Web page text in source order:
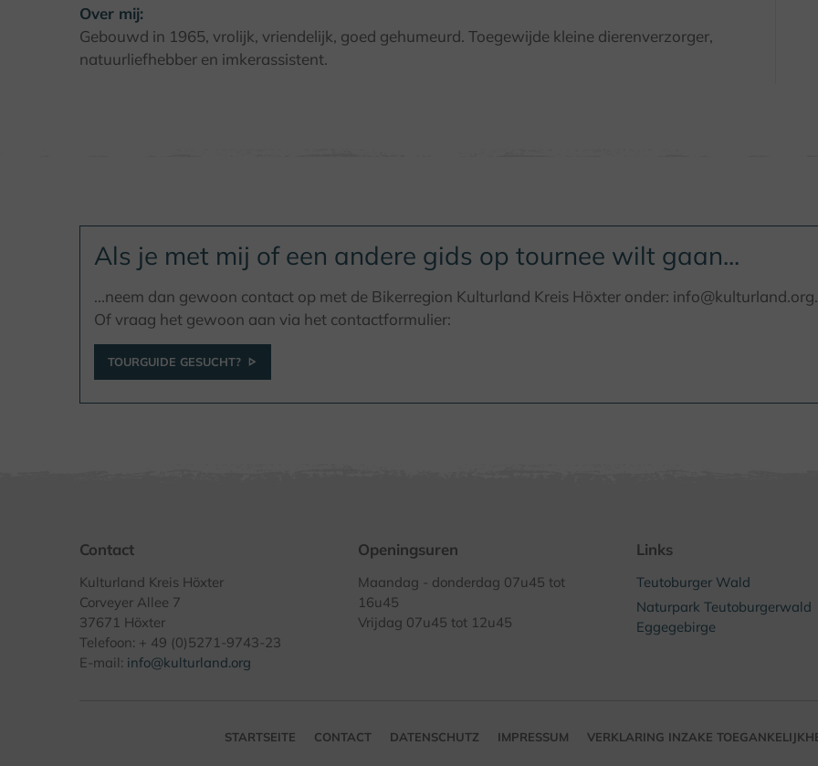
Over mij:
Gebouwd in 1965, vrolijk, vriendelijk, goed gehumeurd. Toegewijde kleine dierenverzorger,
natuurliefhebber en imkerassistent.
Als je met mij of een andere gids op tournee wilt gaan...
...neem dan gewoon contact op met de Bikerregion Kulturland Kreis Höxter onder: info@kulturland.org.
Of vraag het gewoon aan via het contactformulier:
TOURGUIDE GESUCHT?
Contact
Kulturland Kreis Höxter
Corveyer Allee 7
37671 Höxter
Telefoon: + 49 (0)5271-9743-23
E-mail: info@kulturland.org
Openingsuren
Maandag - donderdag 07u45 tot
16u45
Vrijdag 07u45 tot 12u45
Links
Teutoburger Wald
Naturpark Teutoburgerwald
Eggegebirge
STARTSEITE CONTACT DATENSCHUTZ IMPRESSUM VERKLARING INZAKE